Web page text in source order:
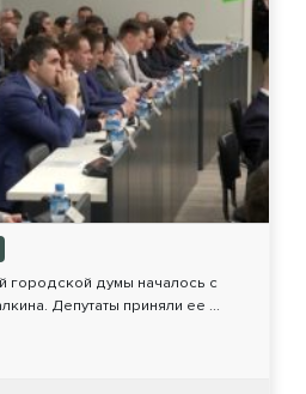
городской думы началось с
Депутаты приняли ее ...